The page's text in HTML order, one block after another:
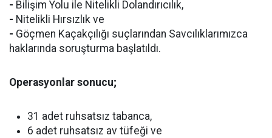
- Bilişim Yolu ile Nitelikli Dolandırıcılık,
- Nitelikli Hırsızlık ve
- Göçmen Kaçakçılığı suçlarından Savcılıklarımızca
haklarında soruşturma başlatıldı.
Operasyonlar sonucu;
31 adet ruhsatsız tabanca,
6 adet ruhsatsız av tüfeği ve